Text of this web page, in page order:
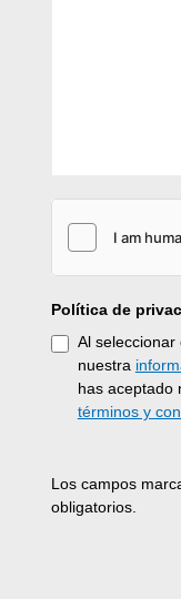
Política de
Al
nuestra
has aceptado
términos y
Los campos
obligatorios.